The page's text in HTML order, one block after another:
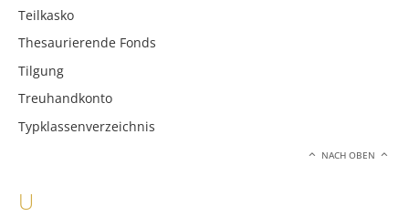
Teilkasko
Thesaurierende Fonds
Tilgung
Treuhandkonto
Typklassenverzeichnis
NACH OBEN
U